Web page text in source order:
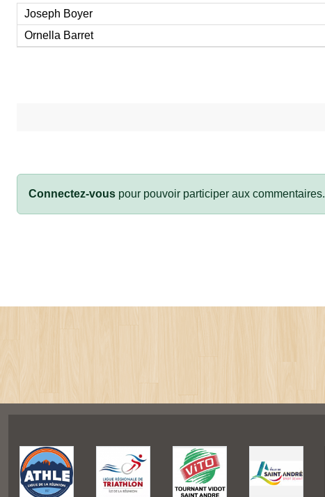
Joseph Boyer
Ornella Barret
Connectez-vous pour pouvoir participer aux commentaires.